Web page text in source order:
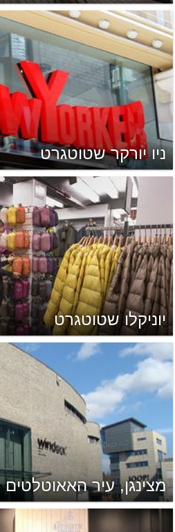
ניו יורקר שטוטגרט
יוניקלו שטוטגרט
מצינגן, עיר האאוטלטים